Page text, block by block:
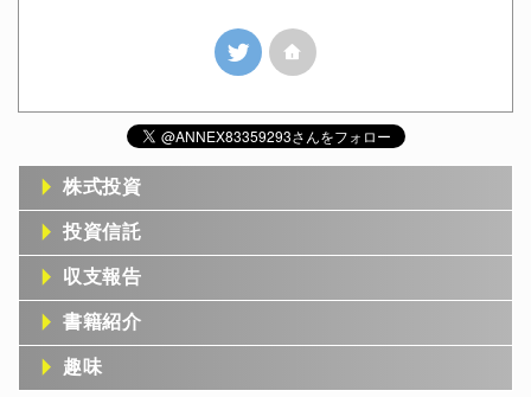
株式投資
投資信託
収支報告
書籍紹介
趣味